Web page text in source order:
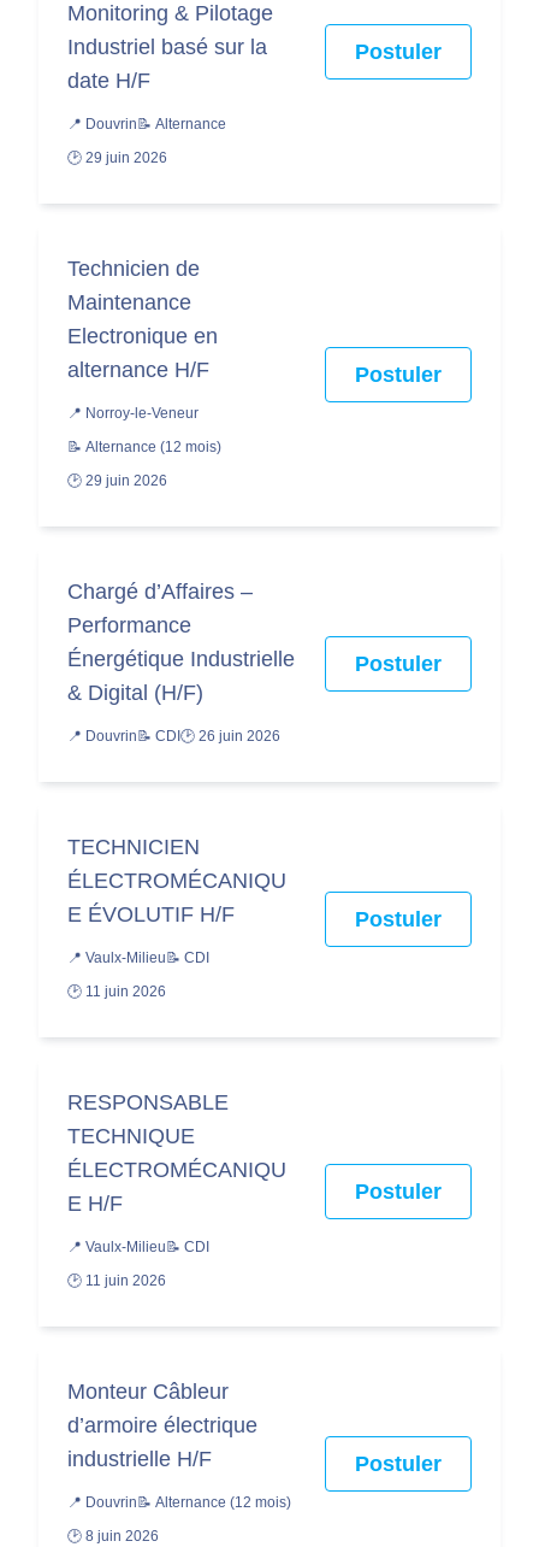
Monitoring & Pilotage
Industriel basé sur la
date H/F
📍 Douvrin 📝 Alternance
🕑 29 juin 2026
Postuler
Technicien de
Maintenance
Electronique en
alternance H/F
📍 Norroy-le-Veneur
📝 Alternance (12 mois)
🕑 29 juin 2026
Postuler
Chargé d’Affaires –
Performance
Énergétique Industrielle
& Digital (H/F)
📍 Douvrin 📝 CDI 🕑 26 juin 2026
Postuler
TECHNICIEN
ÉLECTROMÉCANIQU
E ÉVOLUTIF H/F
📍 Vaulx-Milieu 📝 CDI
🕑 11 juin 2026
Postuler
RESPONSABLE
TECHNIQUE
ÉLECTROMÉCANIQU
E H/F
📍 Vaulx-Milieu 📝 CDI
🕑 11 juin 2026
Postuler
Monteur Câbleur
d’armoire électrique
industrielle H/F
📍 Douvrin 📝 Alternance (12 mois)
🕑 8 juin 2026
Postuler